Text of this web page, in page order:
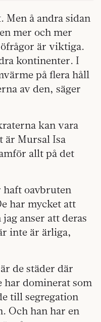
Men å andra sidan
mer och mer
är viktiga.
kontinenter. I
på flera håll
av den, säger
kan vara
Mursal Isa
allt på det
haft oavbruten
har mycket att
anser att deras
inte är ärliga,
de städer där
har dominerat som
till segregation
Och han har en